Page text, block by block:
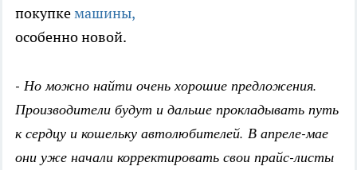
покупкемашины,
особенно новой.
- Но можно найти очень хорошие предложения.
Производители будут и дальше прокладывать путь
к сердцу и кошельку автолюбителей. В апреле-мае
они уже начали корректировать свои прайс-листы